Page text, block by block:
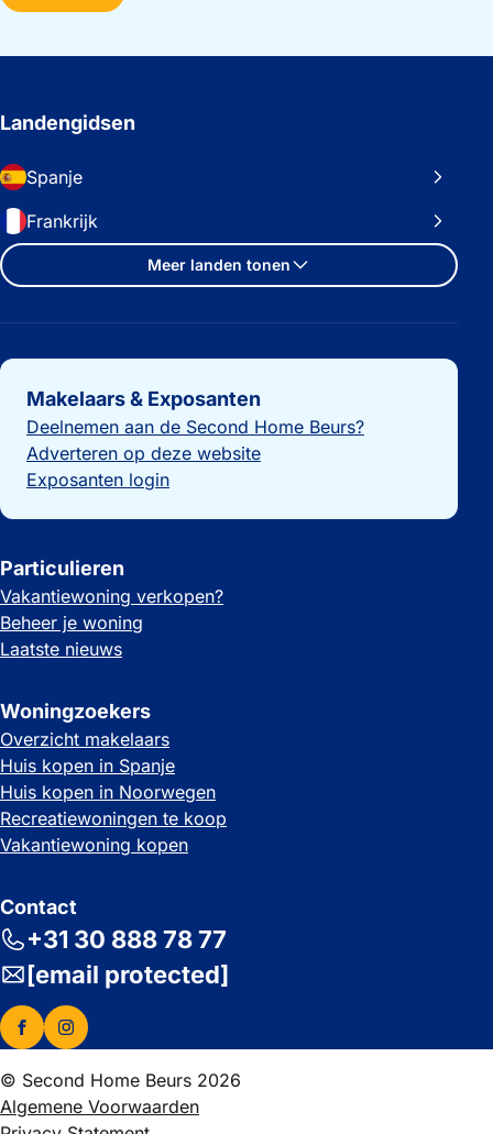
Landengidsen
Spanje
Frankrijk
Meer landen tonen
Belangrijke links
Makelaars & Exposanten
Deelnemen aan de Second Home Beurs?
Adverteren op deze website
Exposanten login
Particulieren
Vakantiewoning verkopen?
Beheer je woning
Laatste nieuws
Woningzoekers
Overzicht makelaars
Huis kopen in Spanje
Huis kopen in Noorwegen
Recreatiewoningen te koop
Vakantiewoning kopen
Contact
+31 30 888 78 77
[email protected]
© Second Home Beurs 2026
Algemene Voorwaarden